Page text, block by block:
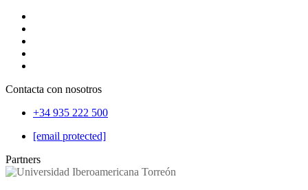
Contacta con nosotros
+34 935 222 500
[email protected]
Partners